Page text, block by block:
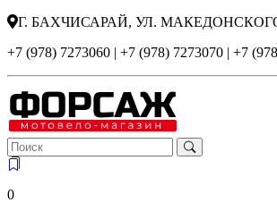
Г. БАХЧИСАРАЙ, УЛ.
+7 (978) 7273060 | +7 (978) 7273070 | +7
0